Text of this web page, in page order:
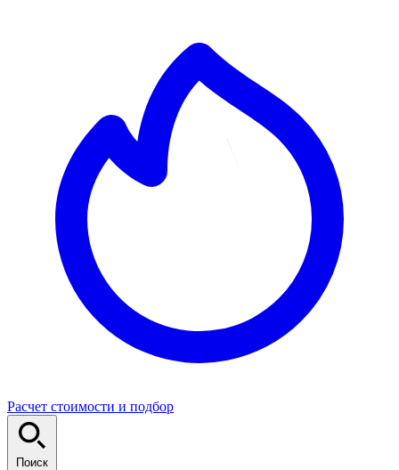
Расчет стоимости и подбор
Поиск